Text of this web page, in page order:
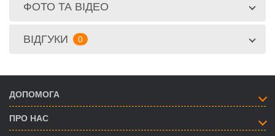
ФОТО ТА ВІДЕО
ВІДГУКИ 0
ДОПОМОГА
ПРО НАС